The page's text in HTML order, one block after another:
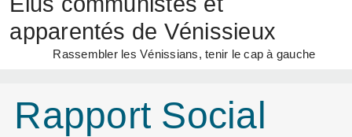
apparentés de Vénissieux
Rassembler les Vénissians, tenir le cap à gauche
Rapport Social